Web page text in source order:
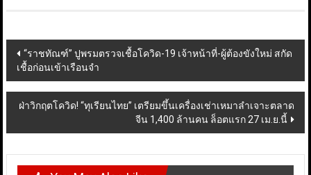
Post
navigation
“ราชทัณฑ์” ปูพรมตรวจเชื้อโควิด-19 เจ้าหน้าที่-ผู้ต้องขังใหม่ สกัด
เชื้อก่อนเข้าเรือนจำ
ฝ่าวิกฤตโควิด! “ทุเรียนไทย” เตรียมขึ้นเครื่องเช่าเหมาลำเจาะตลาด
จีน 1,400 ล้านคน ล็อตแรก 27 เม.ย.นี้